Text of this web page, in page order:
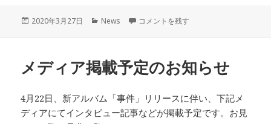
投
2020年3月27日
カ
ー
News 新アルバム『事件』リリース詳細＆MV
コメントを残す
メディア掲載予定のお知らせ
4月22日、新アルバム「事件」リリースに伴い、下記メ
ディアにてインタビュー記事などが掲載予定です。お見